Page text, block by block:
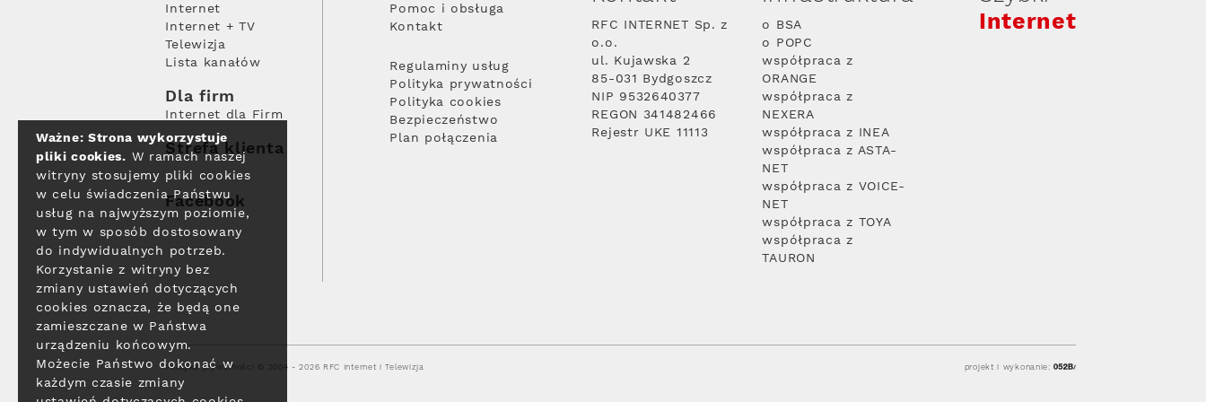
Internet
Internet + TV
Telewizja
Lista kanałów
Dla firm
Internet dla Firm
Strefa klienta
Facebook
Pomoc i obsługa
Kontakt
Regulaminy usług
Polityka prywatności
Polityka cookies
Bezpieczeństwo
Plan połączenia
RFC INTERNET Sp. z
o.o.
ul. Kujawska 2
85-031 Bydgoszcz
NIP 9532640377
REGON 341482466
Rejestr UKE 11113
o BSA
o POPC
współpraca z
ORANGE
współpraca z
NEXERA
współpraca z INEA
współpraca z ASTA-
NET
współpraca z VOICE-
NET
współpraca z TOYA
współpraca z
TAURON
Internet
Polityka prywatności © 2004 - 2026 RFC Internet i Telewizja projekt i wykonanie:
Ważne: Strona wykorzystuje
pliki cookies. W ramach naszej
witryny stosujemy pliki cookies
w celu świadczenia Państwu
usług na najwyższym poziomie,
w tym w sposób dostosowany
do indywidualnych potrzeb.
Korzystanie z witryny bez
zmiany ustawień dotyczących
cookies oznacza, że będą one
zamieszczane w Państwa
urządzeniu końcowym.
Możecie Państwo dokonać w
każdym czasie zmiany